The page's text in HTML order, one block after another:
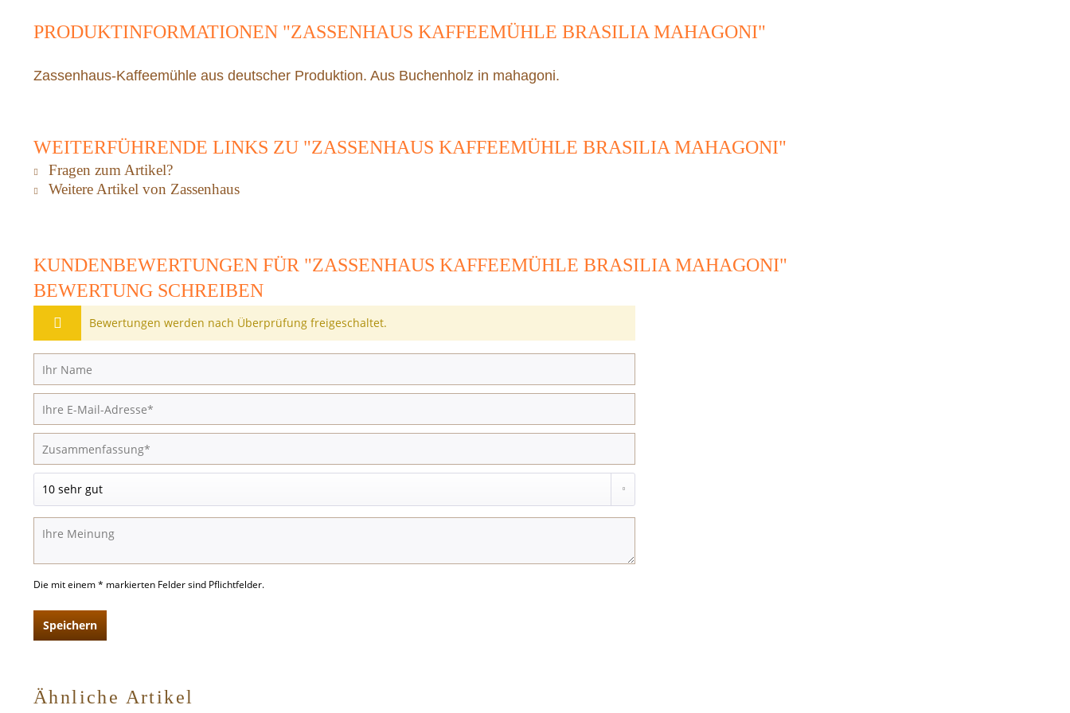
PRODUKTINFORMATIONEN "ZASSENHAUS KAFFEEMÜHLE BRASILIA MAHAGONI"
Zassenhaus-Kaffeemühle aus deutscher Produktion. Aus Buchenholz in mahagoni.
WEITERFÜHRENDE LINKS ZU "ZASSENHAUS KAFFEEMÜHLE BRASILIA MAHAGONI"
Fragen zum Artikel?
Weitere Artikel von Zassenhaus
KUNDENBEWERTUNGEN FÜR "ZASSENHAUS KAFFEEMÜHLE BRASILIA MAHAGONI"
BEWERTUNG SCHREIBEN
Bewertungen werden nach Überprüfung freigeschaltet.
Die mit einem * markierten Felder sind Pflichtfelder.
Speichern
Ähnliche Artikel